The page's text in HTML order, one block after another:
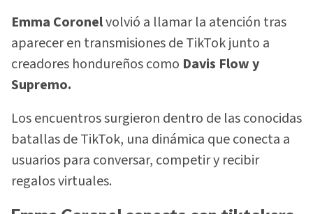
Emma Coronelvolvió a llamar la atención tras
aparecer en transmisiones de TikTok junto a
creadores hondureños como Davis Flow y
Supremo.
Los encuentros surgieron dentro de las conocidas
batallas de TikTok, una dinámica que conecta a
usuarios para conversar, competir y recibir
regalos virtuales.